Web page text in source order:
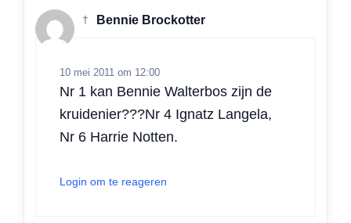
† Bennie Brockotter
10 mei 2011 om 12:00
Nr 1 kan Bennie Walterbos zijn de
kruidenier???Nr 4 Ignatz Langela,
Nr 6 Harrie Notten.
Login om te reageren